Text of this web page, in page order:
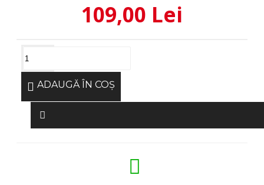
109,00 Lei
ADAUGĂ ÎN COŞ